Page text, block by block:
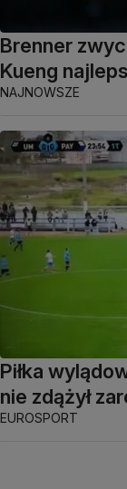
Brenner
Kueng
NAJNOWSZE
Piłka
nie zdążył
EUROSPORT